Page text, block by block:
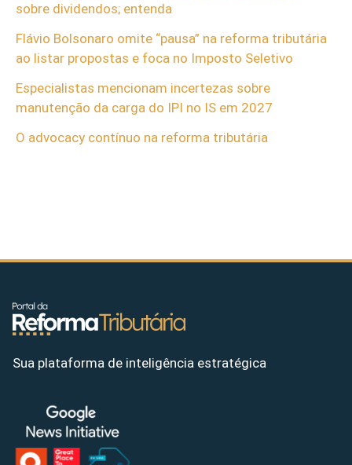
sobre dividendos; entenda
Flávio Bolsonaro omite “pausa” na reforma tributária
ao listar propostas e foca no Imposto Seletivo
Especialistas mencionam incertezas sobre
manutenção da carga do IPI no IS em 2027
O advocacy contínuo na reforma tributária
Sua plataforma de inteligência estratégica